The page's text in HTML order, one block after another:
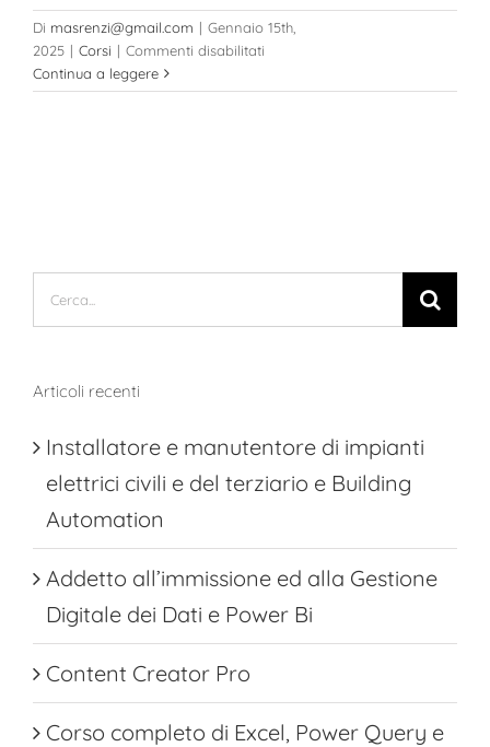
Di masrenzi@gmail.com | Gennaio 15th,
2025 | Corsi | Commenti disabilitati
GOL
Continua a leggere
Cerca
per:
Articoli recenti
Installatore e manutentore di impianti
elettrici civili e del terziario e Building
Automation
Addetto all’immissione ed alla Gestione
Digitale dei Dati e Power Bi
Content Creator Pro
Corso completo di Excel, Power Query e